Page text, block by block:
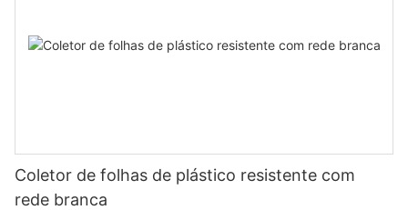
Coletor de folhas de plástico resistente com
rede branca